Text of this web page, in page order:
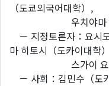
（도쿄외국어대학）,
우치야마 사다
－ 지정토론자：요시
마 히토시（도카이대학）
스가이 요시노
－ 사회：김민수（도